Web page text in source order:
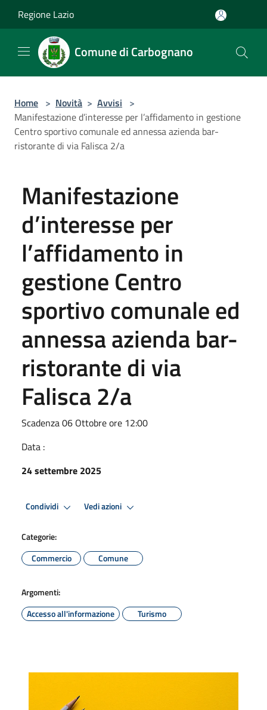
Regione Lazio
Comune di Carbognano
Home > Novità > Avvisi >
Manifestazione d’interesse per l’affidamento in gestione
Centro sportivo comunale ed annessa azienda bar-
ristorante di via Falisca 2/a
Manifestazione
d’interesse per
l’affidamento in
gestione Centro
sportivo comunale ed
annessa azienda bar-
ristorante di via
Falisca 2/a
Scadenza 06 Ottobre ore 12:00
Data :
24 settembre 2025
Condividi Vedi azioni
Categorie:
Commercio
Comune
Argomenti:
Accesso all'informazione
Turismo